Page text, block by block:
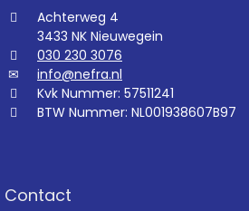
Achterweg 4
3433 NK Nieuwegein
030 230 3076
info@nefra.nl
Kvk Nummer: 57511241
BTW Nummer: NL001938607B97
Contact